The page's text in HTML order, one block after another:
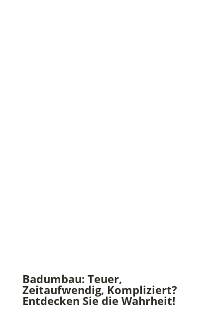
Badumbau: Teuer,
Zeitaufwendig, Kompliziert?
Entdecken Sie die Wahrheit!